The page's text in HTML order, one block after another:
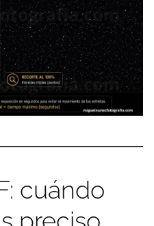
cuándo